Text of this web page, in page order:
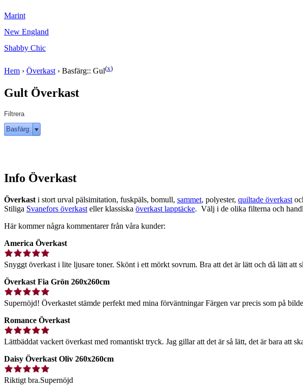
Marint
New England
Shabby Chic
Hem › Överkast› Basfärg:: Gul(x)
Gult Överkast
Filtrera
Basfärg:
Info Överkast
Överkast i stort urval pälsimitation, fuskpäls, bomull, sammet, polyester, quiltade överkast
Stiliga Svanefors överkast eller klassiska överkast lapptäcke. Välj i de olika filterna och
Här kommer några kommentarer från våra kunder:
America Överkast
Snyggt överkast i lite ljusare toner. Skönt i ett mörkt sovrum. Bra att det är lätt och då lätt att
Överkast Fia Grön 260x260cm
Supernöjd! Överkastet stämde perfekt med mina förväntningar Färgen var precis som på
Romance Överkast
Lättbäddat vackert överkast med romantiskt tryck. Jag gillar att det är så lätt, det är bara att
Daisy Överkast Oliv 260x260cm
Riktigt bra.Supernöjd